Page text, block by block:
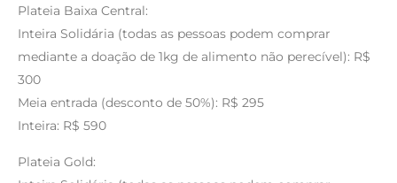
Plateia Baixa Central:
Inteira Solidária (todas as pessoas podem comprar
mediante a doação de 1kg de alimento não perecível): R$
300
Meia entrada (desconto de 50%): R$ 295
Inteira: R$ 590
Plateia Gold: